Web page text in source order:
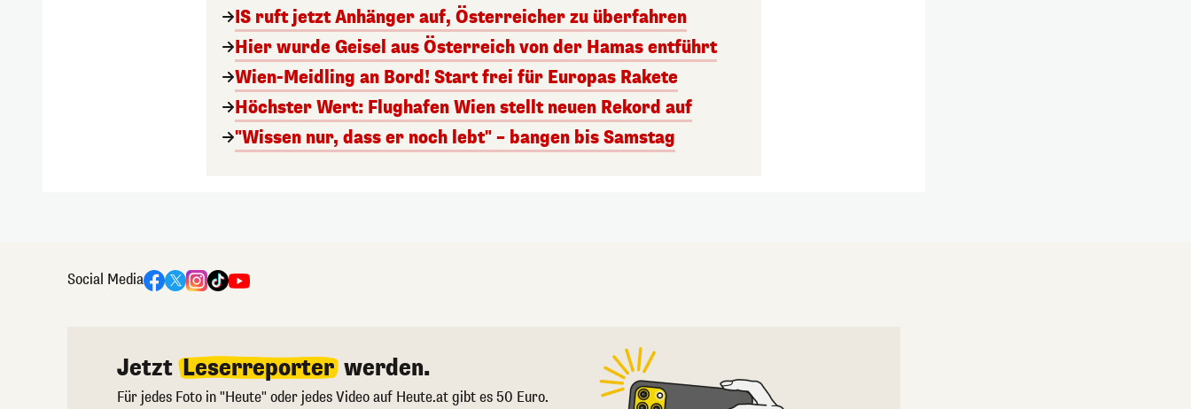
IS ruft jetzt Anhänger auf, Österreicher zu überfahren
Hier wurde Geisel aus Österreich von der Hamas entführt
Wien-Meidling an Bord! Start frei für Europas Rakete
Höchster Wert: Flughafen Wien stellt neuen Rekord auf
"Wissen nur, dass er noch lebt" – bangen bis Samstag
Social Media
Jetzt Leserreporter werden.
Für jedes Foto in "Heute" oder jedes Video auf Heute.at gibt es 50 Euro.